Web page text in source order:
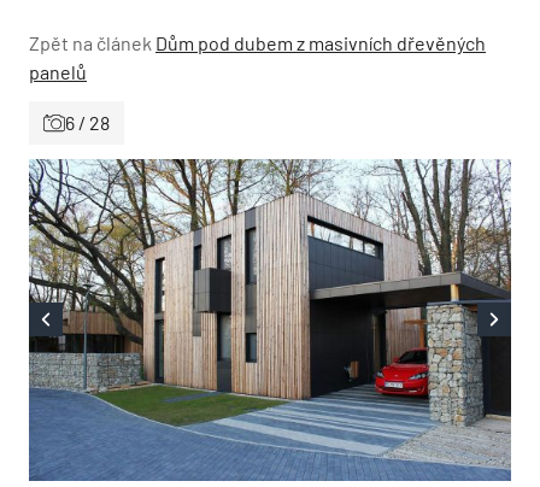
Zpět na článek Dům pod dubem z masivních dřevěných
panelů
6 / 28